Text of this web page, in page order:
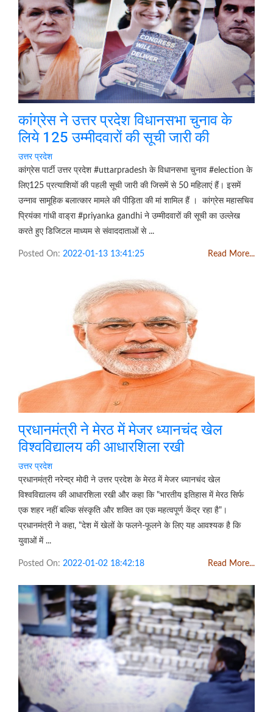
कांग्रेस ने उत्तर प्रदेश विधानसभा चुनाव के
लिये 125 उम्मीदवारों की सूची जारी की
उत्तर प्रदेश
कांग्रेस पार्टी उत्तर प्रदेश #uttarpradesh के विधानसभा चुनाव #election के
लिए125 प्रत्याशियों की पहली सूची जारी की जिसमें से 50 महिलाएं हैं। इसमें
उन्नाव सामूहिक बलात्कार मामले की पीड़िता की मां शामिल हैं । कांग्रेस महासचिव
प्रियंका गांधी वाड्रा #priyanka gandhi ने उम्मीदवारों की सूची का उल्लेख
करते हुए डिजिटल माध्यम से संवाददाताओं से ...
Posted On: 2022-01-13 13:41:25 Read More...
प्रधानमंत्री ने मेरठ में मेजर ध्यानचंद खेल
विश्वविद्यालय की आधारशिला रखी
उत्तर प्रदेश
प्रधानमंत्री नरेन्द्र मोदी ने उत्तर प्रदेश के मेरठ में मेजर ध्यानचंद खेल
विश्वविद्यालय की आधारशिला रखी और कहा कि "भारतीय इतिहास में मेरठ सिर्फ
एक शहर नहीं बल्कि संस्कृति और शक्ति का एक महत्वपूर्ण केंद्र रहा है"।
प्रधानमंत्री ने कहा, "देश में खेलों के फलने-फूलने के लिए यह आवश्यक है कि
युवाओं में ...
Posted On: 2022-01-02 18:42:18 Read More...